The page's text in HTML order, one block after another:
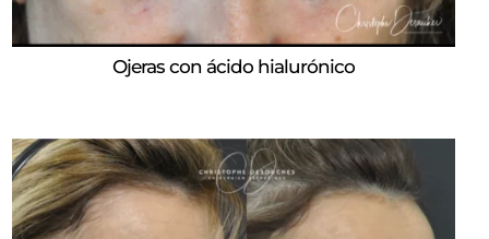
Ojeras con ácido hialurónico